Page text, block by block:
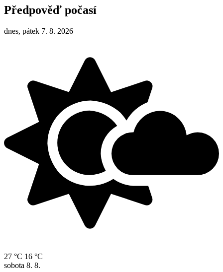
Předpověď počasí
dnes, pátek 7. 8. 2026
27 °C 16 °C
sobota 8. 8.